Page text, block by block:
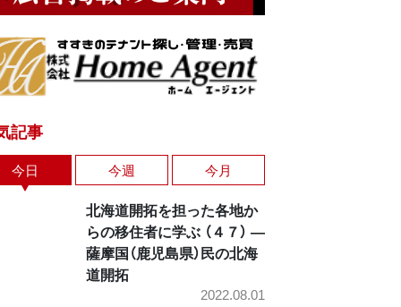
記事
今日 今週 今月
北海道開拓を担った各地か
らの移住者に学ぶ （４７） ―
薩摩国（鹿児島県）民の北海
道開拓
2022.08.01